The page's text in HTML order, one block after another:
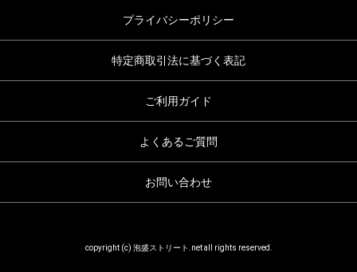
プライバシーポリシー
特定商取引法に基づく表記
ご利用ガイド
よくあるご質問
お問い合わせ
copyright (c) 泡盛ストリート.net all rights reserved.